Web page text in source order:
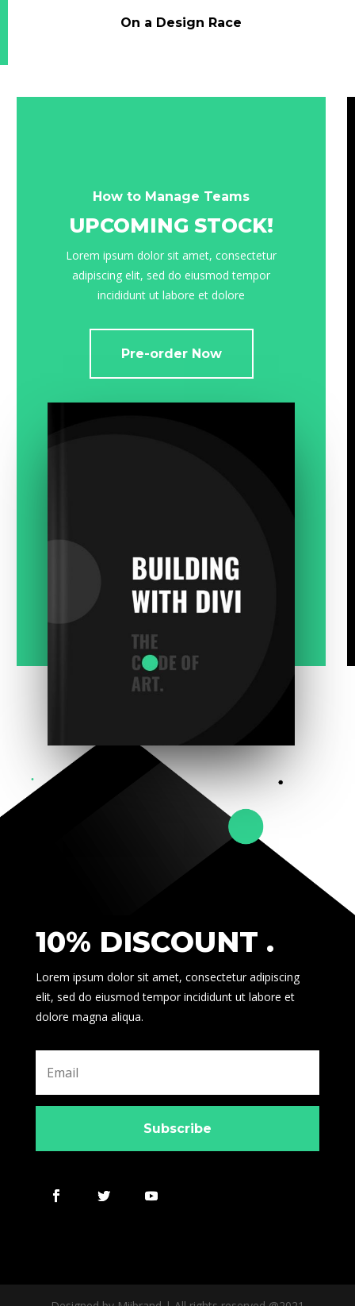
On a Design Race
How to Manage Teams
UPCOMING STOCK!
Lorem ipsum dolor sit amet, consectetur
adipiscing elit, sed do eiusmod tempor
incididunt ut labore et dolore
Pre-order Now
10% DISCOUNT .
Lorem ipsum dolor sit amet, consectetur adipiscing
elit, sed do eiusmod tempor incididunt ut labore et
dolore magna aliqua.
Subscribe